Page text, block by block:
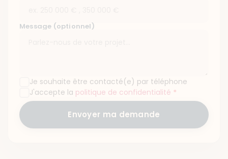
Message (optionnel)
Je souhaite être contacté(e) par téléphone
J'accepte la politique de confidentialité *
Envoyer ma demande